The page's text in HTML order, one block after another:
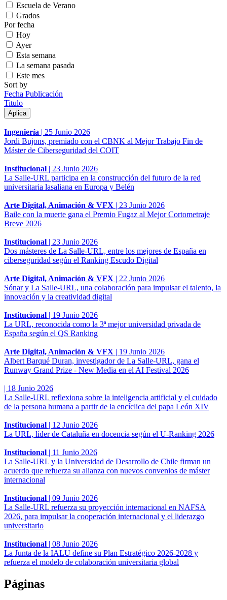
Escuela de Verano
Grados
Por fecha
Hoy
Ayer
Esta semana
La semana pasada
Este mes
Sort by
Fecha Publicación
Titulo
Ingeniería | 25 Junio 2026
Jordi Bujons, premiado con el CBNK al Mejor Trabajo Fin de
Máster de Ciberseguridad del COIT
Institucional | 23 Junio 2026
La Salle-URL participa en la construcción del futuro de la red
universitaria lasaliana en Europa y Belén
Arte Digital, Animación & VFX | 23 Junio 2026
Baile con la muerte gana el Premio Fugaz al Mejor Cortometraje
Breve 2026
Institucional | 23 Junio 2026
Dos másteres de La Salle-URL, entre los mejores de España en
ciberseguridad según el Ranking Escudo Digital
Arte Digital, Animación & VFX | 22 Junio 2026
Sónar y La Salle-URL, una colaboración para impulsar el talento, la
innovación y la creatividad digital
Institucional | 19 Junio 2026
La URL, reconocida como la 3ª mejor universidad privada de
España según el QS Ranking
Arte Digital, Animación & VFX | 19 Junio 2026
Albert Barqué Duran, investigador de La Salle-URL, gana el
Runway Grand Prize - New Media en el AI Festival 2026
| 18 Junio 2026
La Salle-URL reflexiona sobre la inteligencia artificial y el cuidado
de la persona humana a partir de la encíclica del papa León XIV
Institucional | 12 Junio 2026
La URL, líder de Cataluña en docencia según el U-Ranking 2026
Institucional | 11 Junio 2026
La Salle-URL y la Universidad de Desarrollo de Chile firman un
acuerdo que refuerza su alianza con nuevos convenios de máster
internacional
Institucional | 09 Junio 2026
La Salle-URL refuerza su proyección internacional en NAFSA
2026, para impulsar la cooperación internacional y el liderazgo
universitario
Institucional | 08 Junio 2026
La Junta de la IALU define su Plan Estratégico 2026-2028 y
refuerza el modelo de colaboración universitaria global
Páginas